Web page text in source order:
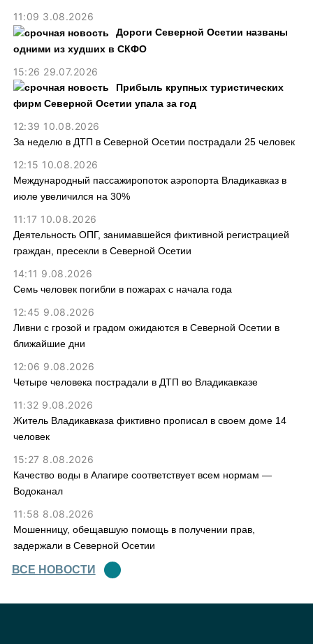
11:09 3.08.2026
Дороги Северной Осетии названы
одними из худших в СКФО
15:26 29.07.2026
Прибыль крупных туристических
фирм Северной Осетии упала за год
12:39 10.08.2026
За неделю в ДТП в Северной Осетии пострадали 25 человек
12:15 10.08.2026
Международный пассажиропоток аэропорта Владикавказ в
июле увеличился на 30%
11:17 10.08.2026
Деятельность ОПГ, занимавшейся фиктивной регистрацией
граждан, пресекли в Северной Осетии
14:11 9.08.2026
Семь человек погибли в пожарах с начала года
12:45 9.08.2026
Ливни с грозой и градом ожидаются в Северной Осетии в
ближайшие дни
12:06 9.08.2026
Четыре человека пострадали в ДТП во Владикавказе
11:32 9.08.2026
Житель Владикавказа фиктивно прописал в своем доме 14
человек
15:27 8.08.2026
Качество воды в Алагире соответствует всем нормам —
Водоканал
11:58 8.08.2026
Мошенницу, обещавшую помощь в получении прав,
задержали в Северной Осетии
ВСЕ НОВОСТИ